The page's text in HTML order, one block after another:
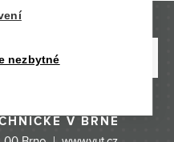
V BRNĚ
nezbytné